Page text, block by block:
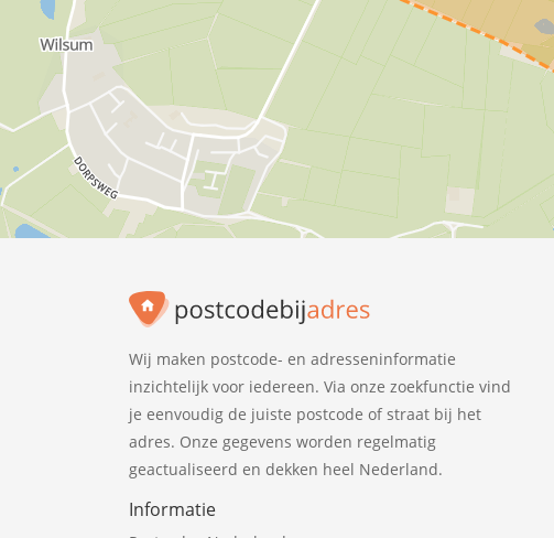
Wij maken postcode- en adresseninformatie
inzichtelijk voor iedereen. Via onze zoekfunctie vind
je eenvoudig de juiste postcode of straat bij het
adres. Onze gegevens worden regelmatig
geactualiseerd en dekken heel Nederland.
Informatie